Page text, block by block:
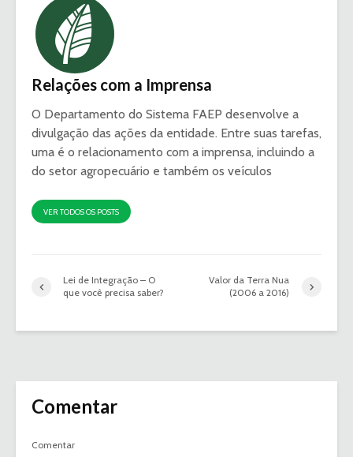
Relações com a Imprensa
O Departamento do Sistema FAEP desenvolve a
divulgação das ações da entidade. Entre suas tarefas,
uma é o relacionamento com a imprensa, incluindo a
do setor agropecuário e também os veículos
VER TODOS OS POSTS
Lei de Integração – O
que você precisa saber?
Valor da Terra Nua
(2006 a 2016)
Comentar
Comentar